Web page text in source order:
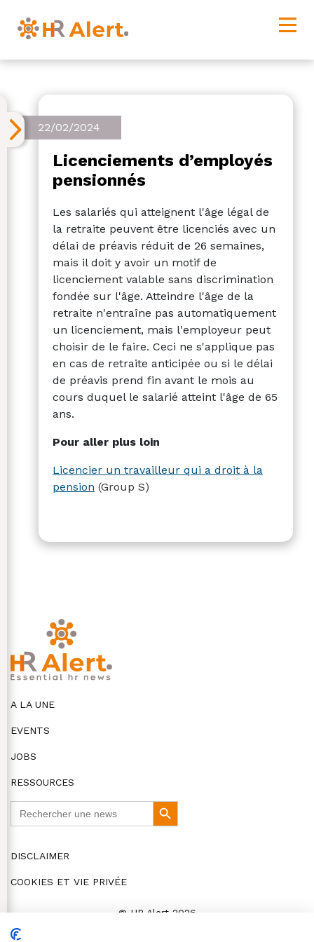
22/02/2024
Licenciements d’employés
pensionnés
Les salariés qui atteignent l'âge légal de
la retraite peuvent être licenciés avec un
délai de préavis réduit de 26 semaines,
mais il doit y avoir un motif de
licenciement valable sans discrimination
fondée sur l'âge. Atteindre l'âge de la
retraite n'entraîne pas automatiquement
un licenciement, mais l'employeur peut
choisir de le faire. Ceci ne s'applique pas
en cas de retraite anticipée ou si le délai
de préavis prend fin avant le mois au
cours duquel le salarié atteint l'âge de 65
ans.
Pour aller plus loin
Licencier un travailleur qui a droit à la
pension (Group S)
A LA UNE
EVENTS
JOBS
RESSOURCES
Search
Button
DISCLAIMER
COOKIES ET VIE PRIVÉE
© HR Alert 2026